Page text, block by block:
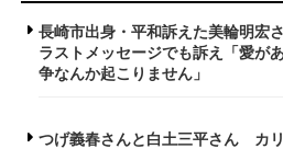
長崎市出身・平和訴えた美輪明宏
ラストメッセージでも訴え「愛
争なんか起こりません」
つげ義春さんと白土三平さん カ